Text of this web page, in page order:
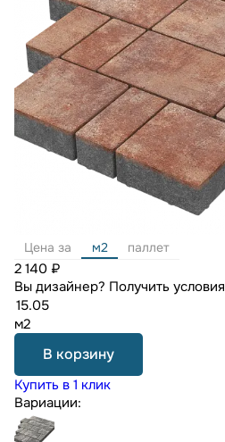
Цена за м2 паллет
2 140 ₽
Вы дизайнер? Получить условия
м2
В корзину
Купить в 1 клик
Вариации: